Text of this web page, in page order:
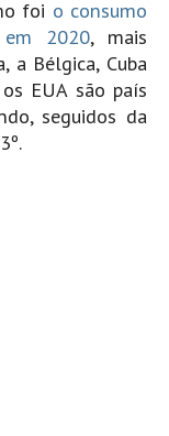
foi o consumo
2020, mais
a Bélgica, Cuba
EUA são país
seguidos da